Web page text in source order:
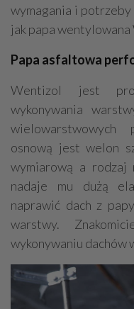
wymagania i potrzeby
jak papa
Papa asfaltowa
Wentizol jest
wykonywania
wielowarstwowych
osnową jest welon
wymiarową a rodzaj
nadaje mu dużą
naprawić dach z
warstwy.
wykonywaniu dachów